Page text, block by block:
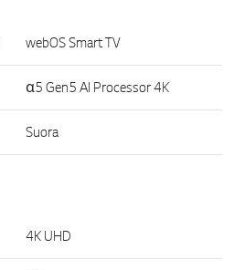
webOS Smart TV
α5 Gen5 AI Processor 4K
Suora
4K UHD